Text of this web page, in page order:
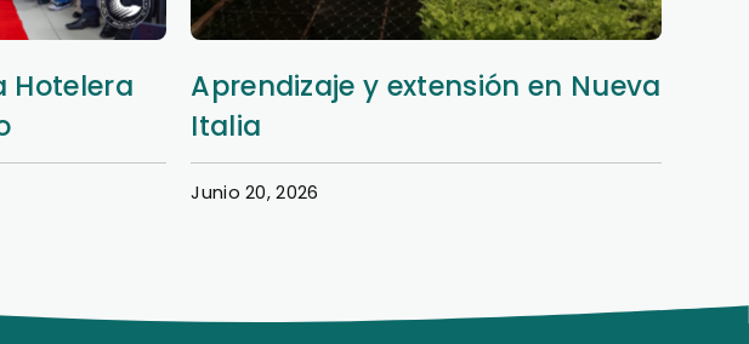
Hotelera
Aprendizaje y extensión en Nueva
Italia
Junio 20, 2026